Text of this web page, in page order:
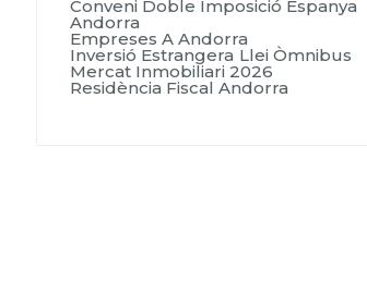
Conveni Doble Imposició Espanya
Andorra
Empreses A Andorra
Inversió Estrangera Llei Òmnibus
Mercat Inmobiliari 2026
Residència Fiscal Andorra